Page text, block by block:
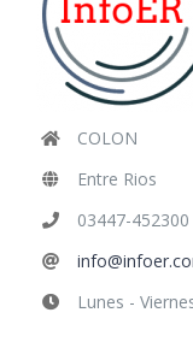
COLON
Entre Rios
03447-452300
Lunes -